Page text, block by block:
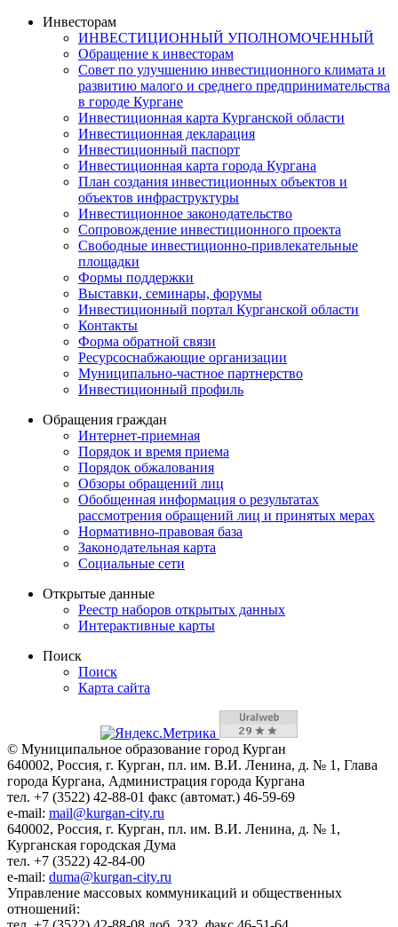
Инвесторам
ИНВЕСТИЦИОННЫЙ УПОЛНОМОЧЕННЫЙ
Обращение к инвесторам
Совет по улучшению инвестиционного климата и
развитию малого и среднего предпринимательства
в городе Кургане
Инвестиционная карта Курганской области
Инвестиционная декларация
Инвестиционный паспорт
Инвестиционная карта города Кургана
План создания инвестиционных объектов и
объектов инфраструктуры
Инвестиционное законодательство
Сопровождение инвестиционного проекта
Свободные инвестиционно-привлекательные
площадки
Формы поддержки
Выставки, семинары, форумы
Инвестиционный портал Курганской области
Контакты
Форма обратной связи
Ресурсоснабжающие организации
Муниципально-частное партнерство
Инвестиционный профиль
Обращения граждан
Интернет-приемная
Порядок и время приема
Порядок обжалования
Обзоры обращений лиц
Обобщенная информация о результатах
рассмотрения обращений лиц и принятых мерах
Нормативно-правовая база
Законодательная карта
Социальные сети
Открытые данные
Реестр наборов открытых данных
Интерактивные карты
Поиск
Поиск
Карта сайта
© Муниципальное образование город Курган
640002, Россия, г. Курган, пл. им. В.И. Ленина, д. № 1, Глава
города Кургана, Администрация города Кургана
тел. +7 (3522) 42-88-01 факс (автомат.) 46-59-69
e-mail: mail@kurgan-city.ru
640002, Россия, г. Курган, пл. им. В.И. Ленина, д. № 1,
Курганская городская Дума
тел. +7 (3522) 42-84-00
e-mail: duma@kurgan-city.ru
Управление массовых коммуникаций и общественных
отношений: